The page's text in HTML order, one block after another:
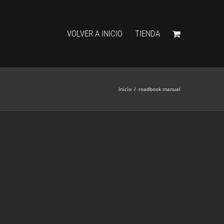
VOLVER A INICIO TIENDA
Inicio / roadbook manual